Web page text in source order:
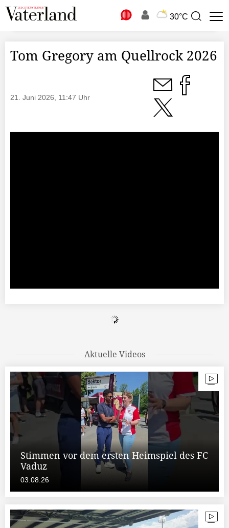
30°C
Suchbegriff
Tom Gregory am Quellrock 2026
21. Juni 2026, 11:47 Uhr
Aktuelle Videos
Stimmen vor dem ersten Heimspiel des FC
Vaduz
03.08.26